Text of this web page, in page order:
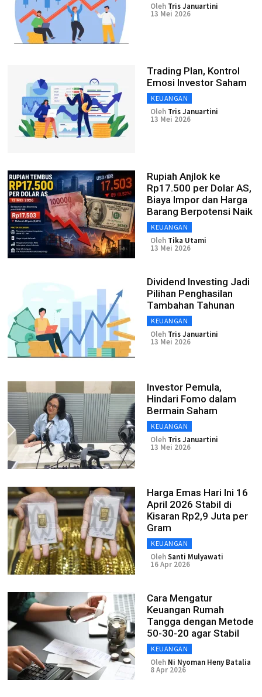
Oleh Tris Januartini
13 Mei 2026
Trading Plan, Kontrol
Emosi Investor Saham
KEUANGAN
Oleh Tris Januartini
13 Mei 2026
Rupiah Anjlok ke
Rp17.500 per Dolar AS,
Biaya Impor dan Harga
Barang Berpotensi Naik
KEUANGAN
Oleh Tika Utami
13 Mei 2026
Dividend Investing Jadi
Pilihan Penghasilan
Tambahan Tahunan
KEUANGAN
Oleh Tris Januartini
13 Mei 2026
Investor Pemula,
Hindari Fomo dalam
Bermain Saham
KEUANGAN
Oleh Tris Januartini
13 Mei 2026
Harga Emas Hari Ini 16
April 2026 Stabil di
Kisaran Rp2,9 Juta per
Gram
KEUANGAN
OlehSanti Mulyawati
16 Apr 2026
Cara Mengatur
Keuangan Rumah
Tangga dengan Metode
50-30-20 agar Stabil
KEUANGAN
Oleh Ni Nyoman Heny Batalia
8 Apr 2026